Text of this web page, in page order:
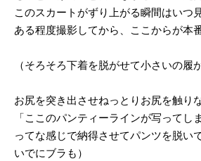
このスカートがずり上がる瞬間はいつ
ある程度撮影してから、ここからが本番
（そろそろ下着を脱がせて小さいの履
お尻を突き出させねっとりお尻を触りな
「ここのパンティーラインが写ってし
ってな感じで納得させてパンツを脱い
いでにブラも）